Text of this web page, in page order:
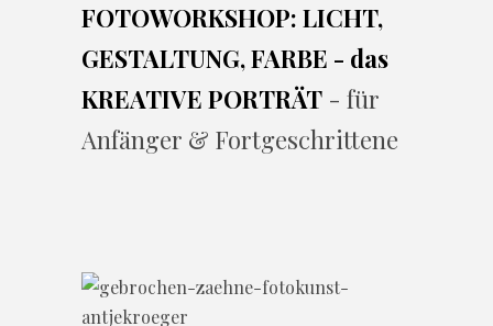
FOTOWORKSHOP: LICHT,
GESTALTUNG, FARBE - das
KREATIVE PORTRÄT - für
Anfänger & Fortgeschrittene